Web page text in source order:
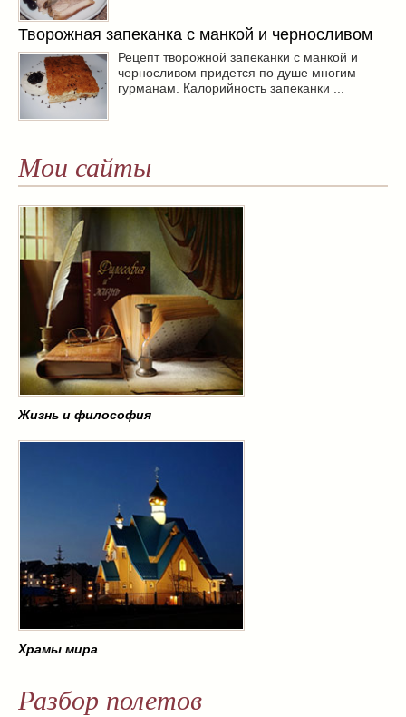
Творожная запеканка с манкой и черносливом
Рецепт творожной запеканки с манкой и
черносливом придется по душе многим
гурманам. Калорийность запеканки ...
Мои сайты
Жизнь и философия
Храмы мира
Разбор полетов